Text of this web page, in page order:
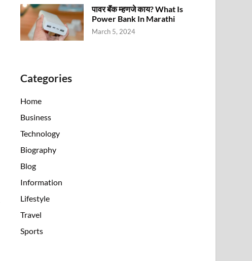
पावर बॅंक म्हणजे काय? What Is
Power Bank In Marathi
March 5, 2024
Categories
Home
Business
Technology
Biography
Blog
Information
Lifestyle
Travel
Sports